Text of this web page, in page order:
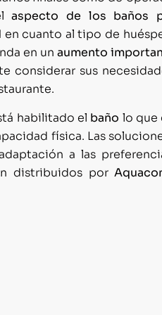
aspecto de los baños
en cuanto al tipo de
en unaumento
considerar sus
habilitado el baño lo que
física. Las
a las
distribuidos por